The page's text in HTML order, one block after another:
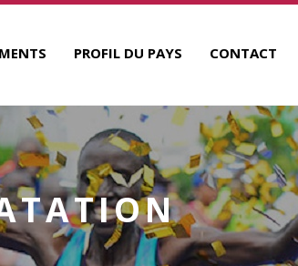
PROFIL DU PAYS CONTACT